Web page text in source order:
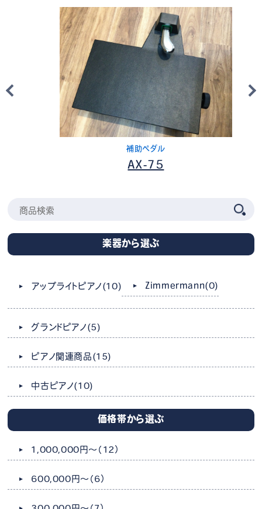
楽器から選ぶ
アップライトピアノ (10) Zimmermann(0)
グランドピアノ (5)
ピアノ関連商品 (15)
中古ピアノ(10)
価格帯から選ぶ
1,000,000円～ （12）
600,000円～ （6）
補助ペダル
AX-75